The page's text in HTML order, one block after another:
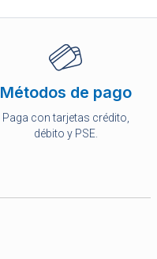
Métodos de pago
Paga con tarjetas crédito,
débito y PSE.